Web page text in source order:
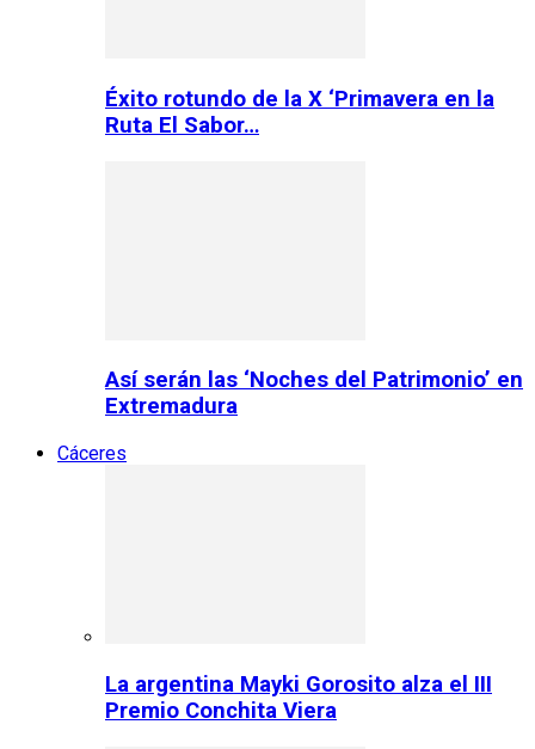
Éxito rotundo de la X ‘Primavera en la
Ruta El Sabor…
Así serán las ‘Noches del Patrimonio’ en
Extremadura
Cáceres
La argentina Mayki Gorosito alza el III
Premio Conchita Viera